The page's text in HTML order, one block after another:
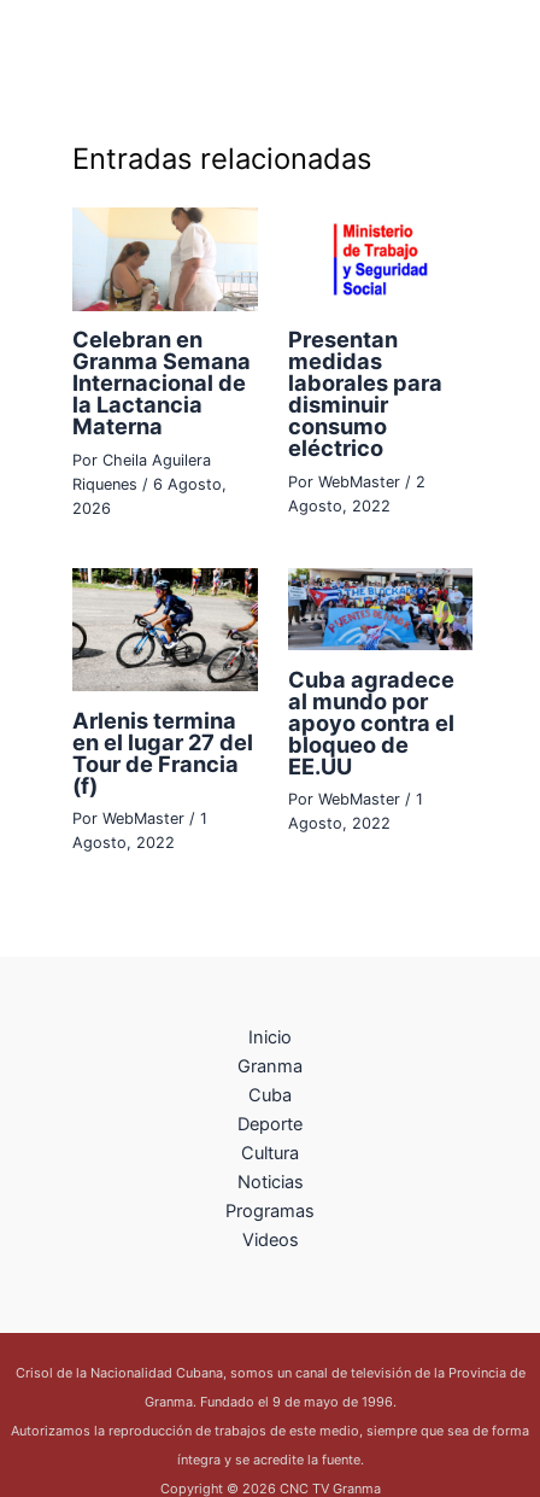
Entradas relacionadas
Celebran en
Granma Semana
Internacional de
la Lactancia
Materna
PorCheila Aguilera
Riquenes /6 Agosto,
2026
Presentan
medidas
laborales para
disminuir
consumo
eléctrico
Por WebMaster / 2
Agosto, 2022
Arlenis termina
en el lugar 27 del
Tour de Francia
(f)
PorWebMaster /1
Agosto, 2022
Cuba agradece
al mundo por
apoyo contra el
bloqueo de
EE.UU
Por WebMaster / 1
Agosto, 2022
Inicio
Granma
Cuba
Deporte
Cultura
Noticias
Programas
Videos
Crisol de la Nacionalidad Cubana, somos un canal de televisión de la Provincia de
Granma. Fundado el 9 de mayo de 1996.
Autorizamos la reproducción de trabajos de este medio, siempre que sea de forma
íntegra y se acredite la fuente.
Copyright © 2026 CNC TV Granma